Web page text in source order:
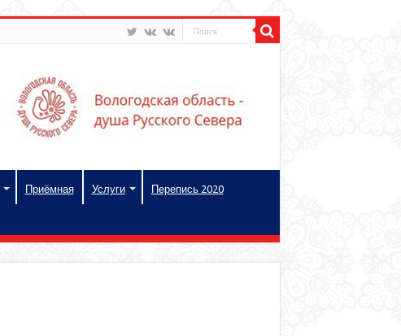
Приёмная Услуги Перепись 2020